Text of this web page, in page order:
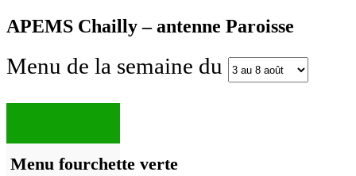
APEMS Chailly – antenne Paroisse
Menu de la semaine du
Menu fourchette verte